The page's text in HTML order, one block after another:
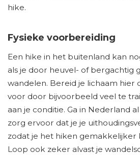
hike.
Fysieke voorbereiding
Een hike in het buitenland kan
als je door heuvel- of bergachtig
wandelen. Bereid je lichaam hier
voor door bijvoorbeeld veel te
aan je conditie. Ga in Nederland
zorg ervoor dat je je
zodat je het hiken gemakkelijker
Loop ook zeker alvast je